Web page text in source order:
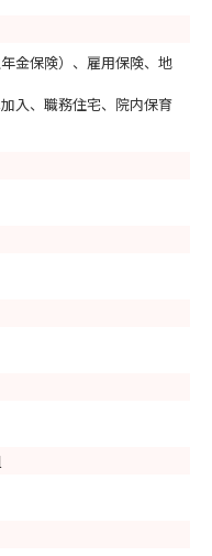
金保険）、雇用保険、地
入、職務住宅、院内保育